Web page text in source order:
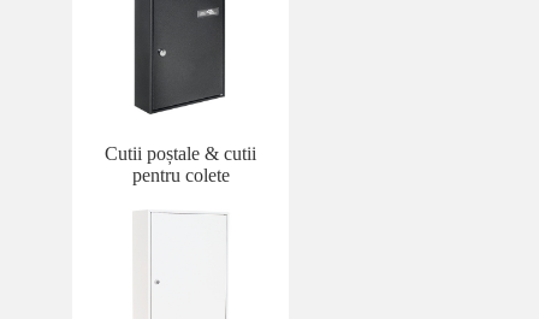
Cutii poștale & cutii
pentru colete